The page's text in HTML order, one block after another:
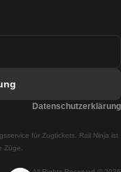
für Zugtickets. Rail Ninja ist
Züge.
Datenschutzerklärung